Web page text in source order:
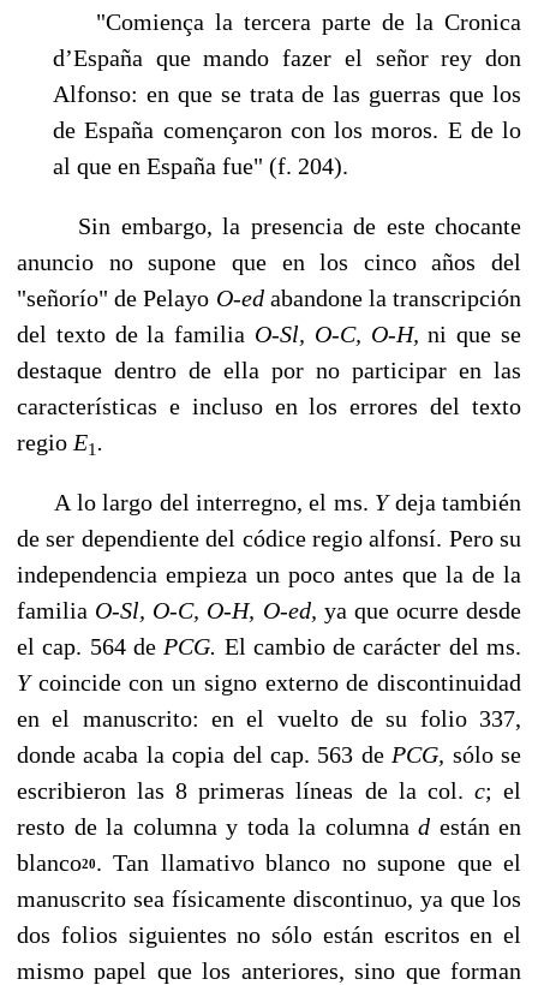
"Comiença la tercera parte de la Cronica
d’España que mando fazer el señor rey don
Alfonso: en que se trata de las guerras que los
de España començaron con los moros. E de lo
al que en España fue" (f. 204).
Sin embargo, la presencia de este chocante
anuncio no supone que en los cinco años del
"señorío" de Pelayo O-ed abandone la transcripción
del texto de la familia O-Sl, O-C, O-H,ni que se
destaque dentro de ella por no participar en las
características e incluso en los errores del texto
regio E1 .
A lo largo del interregno, el ms. Ydeja también
de ser dependiente del códice regio alfonsí. Pero su
independencia empieza un poco antes que la de la
familia O-Sl, O-C, O-H, O-ed, ya que ocurre desde
el cap. 564 de PCG. El cambio de carácter del ms.
Y coincide con un signo externo de discontinuidad
en el manuscrito: en el vuelto de su folio 337,
donde acaba la copia del cap. 563 de PCG, sólo se
escribieron las 8 primeras líneas de la col. c; el
resto de la columna y toda la columna d están en
blanco20. Tan llamativo blanco no supone que el
manuscrito sea físicamente discontinuo, ya que los
dos folios siguientes no sólo están escritos en el
mismo papel que los anteriores, sino que forman